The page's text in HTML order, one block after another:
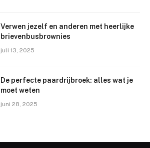
Verwen jezelf en anderen met heerlijke
brievenbusbrownies
juli 13, 2025
De perfecte paardrijbroek: alles wat je
moet weten
juni 28, 2025